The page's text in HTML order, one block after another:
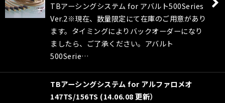
TBアーシングシステム for アバルト500Series
Ver.2※現在、数量限定にて在庫のご用意があり
ます。タイミングによりバックオーダーになり
ましたら、ご了承ください。アバルト
500Serie…
TBアーシングシステム for アルファロメオ
147TS/156TS (14.06.08 更新）